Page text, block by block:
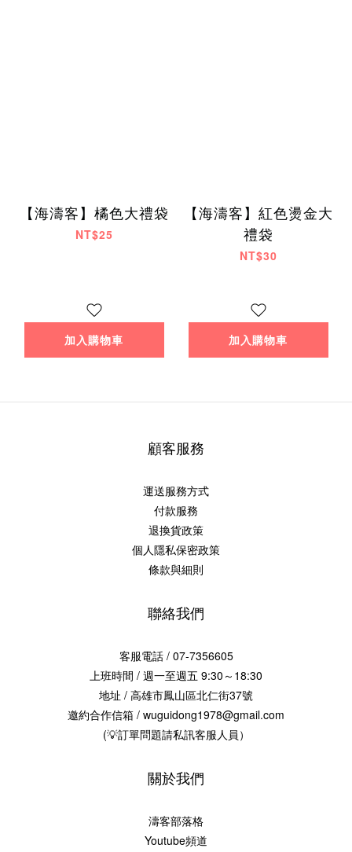
【海濤客】橘色大禮袋
NT$25
加入購物車
【海濤客】紅色燙金大
禮袋
NT$30
加入購物車
顧客服務
運送服務方式
付款服務
退換貨政策
個人隱私保密政策
條款與細則
聯絡我們
客服電話 / 07-7356605
上班時間 / 週一至週五 9:30～18:30
地址 / 高雄市鳳山區北仁街37號
邀約合作信箱 / wuguidong1978@gmail.com
(💡訂單問題請私訊客服人員）
關於我們
濤客部落格
Youtube頻道